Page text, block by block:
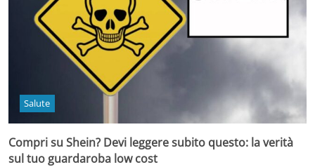
Salute
Compri su Shein? Devi leggere subito questo: la verità
sul tuo guardaroba low cost